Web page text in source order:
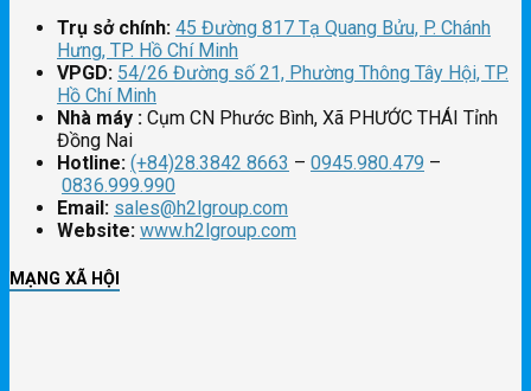
Trụ sở chính: 45 Đường 817 Tạ Quang Bửu, P. Chánh
Hưng, TP. Hồ Chí Minh
VPGD: 54/26 Đường số 21, Phường Thông Tây Hội, TP.
Hồ Chí Minh
Nhà máy : Cụm CN Phước Bình, Xã PHƯỚC THÁI Tỉnh
Đồng Nai
Hotline: (+84)28.3842 8663 – 0945.980.479 –
0836.999.990
Email: sales@h2lgroup.com
Website: www.h2lgroup.com
MẠNG XÃ HỘI